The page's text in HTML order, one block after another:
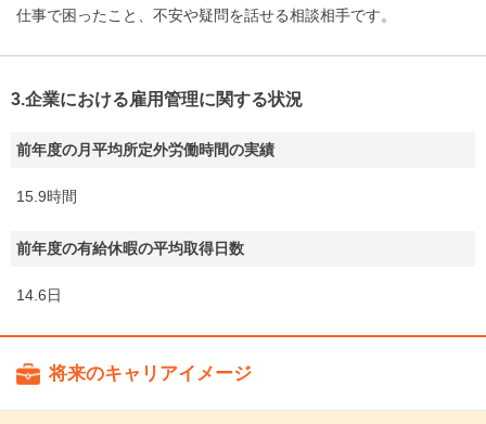
仕事で困ったこと、不安や疑問を話せる相談相手です。
3.企業における雇用管理に関する状況
前年度の月平均所定外労働時間の実績
15.9時間
前年度の有給休暇の平均取得日数
14.6日
将来のキャリアイメージ